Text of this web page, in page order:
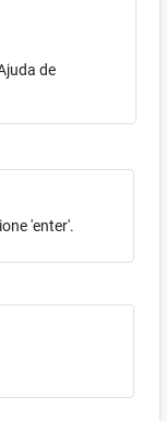
de
'enter'.